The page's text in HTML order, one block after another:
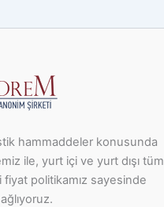
hammaddeler konusunda
ile, yurt içi ve yurt dışı tüm
fiyat politikamız sayesinde